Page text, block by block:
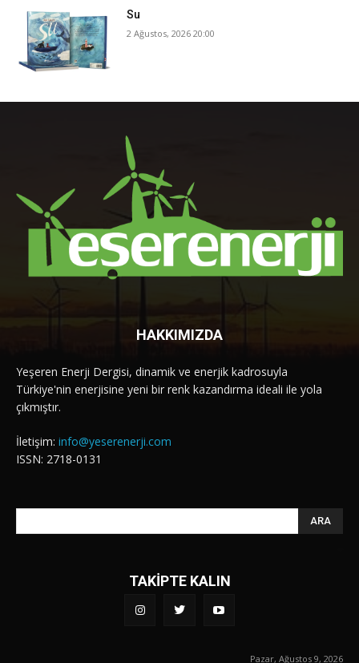
Su
2 Ağustos, 2026 20:00
HAKKIMIZDA
Yeşeren Enerji Dergisi, dinamik ve enerjik kadrosuyla
Türkiye'nin enerjisine yeni bir renk kazandırma ideali ile yola
çıkmıştır.
İletişim: info@yeserenerji.com
ISSN: 2718-0131
ARA
TAKİPTE KALIN
Pazar, Ağustos 9, 2026